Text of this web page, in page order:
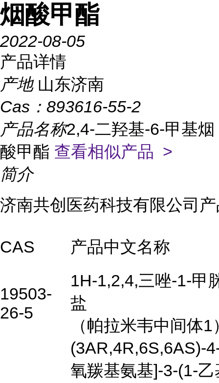
烟酸甲酯
2022-08-05
产品详情
产地 山东济南
Cas： 893616-55-2
产品名称2,4-二羟基-6-甲基烟
酸甲酯 查看相似产品 >
简介
济南共创医药科技有限公司
CAS 产品中文名称
19503-
26-5
1H-1,2,4,三唑-1-甲
盐
（帕拉米韦中间体1
(3AR,4R,6S,6AS)-
氧羰基氨基]-3-(1-乙